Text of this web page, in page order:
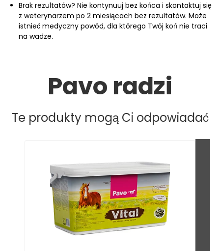
Brak rezultatów? Nie kontynuuj bez końca i skontaktuj się
z weterynarzem po 2 miesiącach bez rezultatów. Może
istnieć medyczny powód, dla którego Twój koń nie traci
na wadze.
Pavo radzi
Te produkty mogą Ci odpowiadać